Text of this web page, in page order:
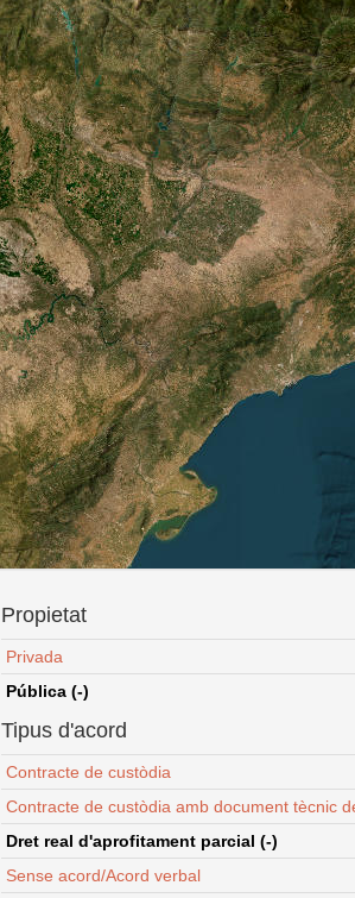
Propietat
Privada
Pública (-)
Tipus d'acord
Contracte de custòdia
Contracte de custòdia amb document tècnic
Dret real d'aprofitament parcial (-)
Sense acord/Acord verbal